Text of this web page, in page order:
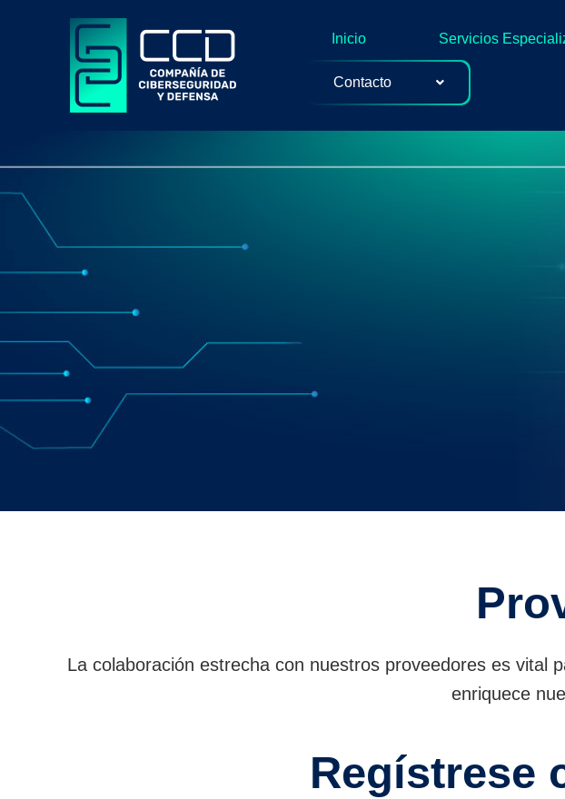
Inicio Servicios
Contacto
La colaboración estrecha con nuestros proveedores es vital
enriquece
Regístrese